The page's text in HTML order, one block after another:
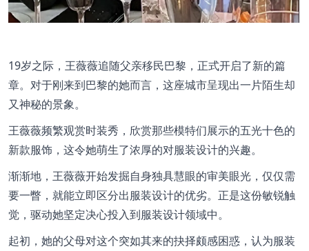
19岁之际，王薇薇追随父亲移民巴黎，正式开启了新的篇
章。对于刚来到巴黎的她而言，这座城市呈现出一片陌生却
又神秘的景象。
王薇薇频繁观赏时装秀，欣赏那些模特们展示的五光十色的
新款服饰，这令她萌生了浓厚的对服装设计的兴趣。
渐渐地，王薇薇开始发掘自身独具慧眼的审美眼光，仅仅需
要一瞥，就能立即区分出服装设计的优劣。正是这份敏锐触
觉，驱动她坚定决心投入到服装设计领域中。
起初，她的父母对这个突如其来的抉择颇感困惑，认为服装